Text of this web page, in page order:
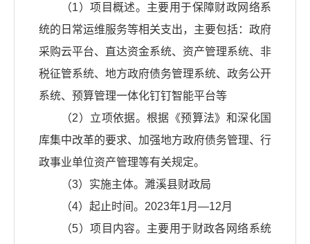
（1）项目概述。主要用于保障财政网络系
统的日常运维服务等相关支出，主要包括：政府
采购云平台、直达资金系统、资产管理系统、非
税征管系统、地方政府债务管理系统、政务公开
系统、预算管理一体化钉钉智能平台等
（2）立项依据。根据《预算法》和深化国
库集中改革的要求、加强地方政府债务管理、行
政事业单位资产管理等有关规定。
（3）实施主体。濉溪县财政局
（4）起止时间。2023年1月—12月
（5）项目内容。主要用于财政各网络系统